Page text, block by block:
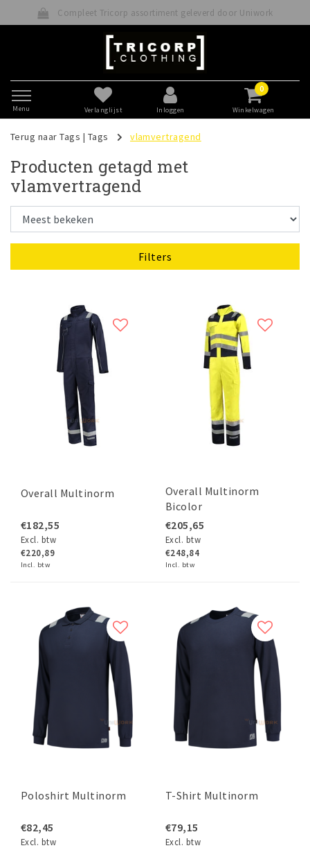
Compleet Tricorp assortiment geleverd door Uniwork
Menu Verlanglijst Inloggen
0
Winkelwagen
Terug naar Tags | Tags vlamvertragend
Producten getagd met
vlamvertragend
Filters
Overall Multinorm
€182,55
Excl. btw
€220,89
Incl. btw
Overall Multinorm
Bicolor
€205,65
Excl. btw
€248,84
Incl. btw
Poloshirt Multinorm
€82,45
Excl. btw
T-Shirt Multinorm
€79,15
Excl. btw